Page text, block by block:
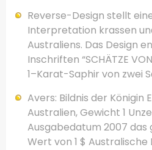
Reverse-Design stellt
Interpretation krassen
Australiens. Das Design
Inschriften “SCHÄTZE VON
1–Karat-Saphir von zwei
Avers: Bildnis der Königin
Australien,Gewicht 1 Unze
Ausgabedatum 2007 das
Wert von 1 $ Australische